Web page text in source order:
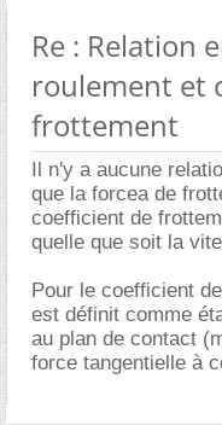
Re : Relation
roulement et
frottement
Il n'y a aucune
que la forcea de
coefficient de
quelle que soit la
Pour le coefficient
est définit comme
au plan de contact
force tangentielle à